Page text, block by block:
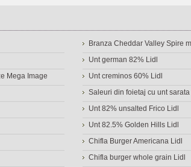
Mega Image
Branza Cheddar Valley Spire
Unt german 82% Lidl
Unt creminos 60% Lidl
Saleuri din foietaj cu unt sarata
Unt 82% unsalted Frico Lidl
Unt 82.5% Golden Hills Lidl
Chifla Burger Americana Lidl
Chifla burger whole grain Lidl